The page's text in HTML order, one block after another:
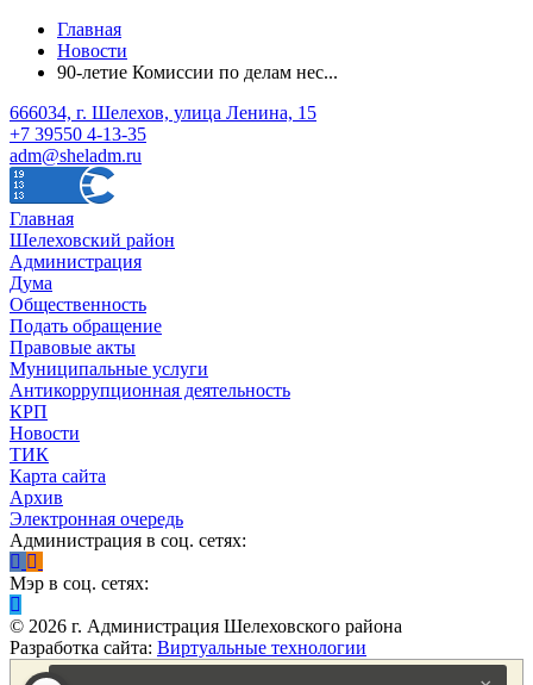
Главная
Новости
90-летие Комиссии по делам нес...
666034, г. Шелехов, улица Ленина, 15
+7 39550 4-13-35
adm@sheladm.ru
Главная
Шелеховский район
Администрация
Дума
Общественность
Подать обращение
Правовые акты
Муниципальные услуги
Антикоррупционная деятельность
КРП
Новости
ТИК
Карта сайта
Архив
Электронная очередь
Администрация в соц. сетях:
Мэр в соц. сетях:
© 2026 г. Администрация Шелеховского района
Разработка сайта: Виртуальные технологии